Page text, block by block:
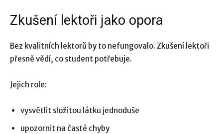
Zkušení lektoři jako opora
Bez kvalitních lektorů by to nefungovalo. Zkušení lektoři
přesně vědí, co student potřebuje.
Jejich role:
vysvětlit složitou látku jednoduše
upozornit na časté chyby